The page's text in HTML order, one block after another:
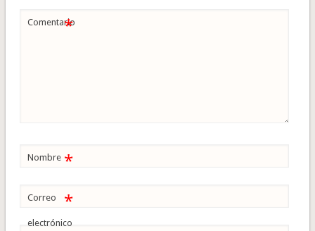
Comentario
*
Nombre *
Correo
electrónico
*